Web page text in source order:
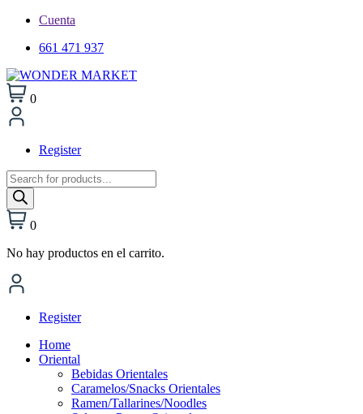
Cuenta
661 471 937
0
Register
Búsqueda
de
productos
0
No hay productos en el carrito.
Register
Home
Oriental
Bebidas Orientales
Caramelos/Snacks Orientales
Ramen/Tallarines/Noodles